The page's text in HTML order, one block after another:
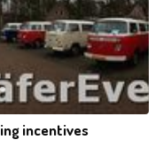
incentives